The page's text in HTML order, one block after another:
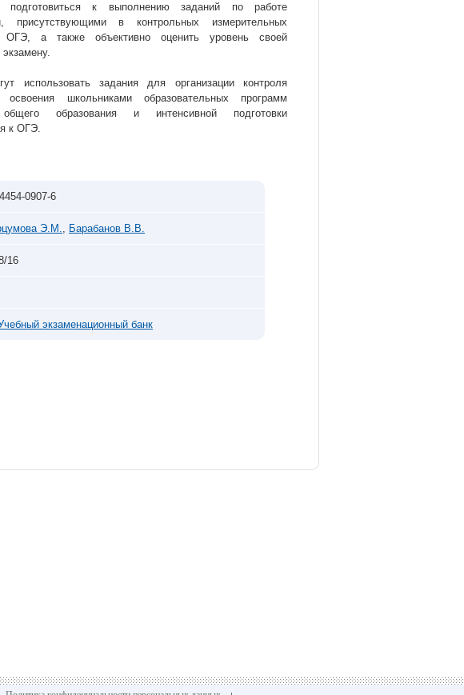
подготовиться к выполнению заданий по работе
присутствующими в контрольных измерительных
ОГЭ, а также объективно оценить уровень своей
экзамену.
использовать задания для организации контроля
освоения школьниками образовательных программ
общего образования и интенсивной подготовки
к ОГЭ.
0907-6
Э.М., Барабанов В.В.
16
экзаменационный банк